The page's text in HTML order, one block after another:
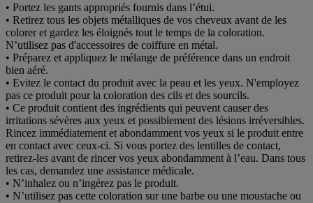
• Portez les gants appropriés fournis dans l’étui.
• Retirez tous les objets métalliques de vos cheveux avant de les
colorer et gardez les éloignés tout le temps de la coloration.
N’utilisez pas d'accessoires de coiffure en métal.
• Préparez et appliquez le mélange de préférence dans un endroit
bien aéré.
• Evitez le contact du produit avec la peau et les yeux. N'employez
pas ce produit pour la coloration des cils et des sourcils.
• Ce produit contient des ingrédients qui peuvent causer des
irritations sévères aux yeux et possiblement des lésions irréversibles.
Rincez immédiatement et abondamment vos yeux si le produit entre
en contact avec ceux-ci. Si vous portez des lentilles de contact,
retirez-les avant de rincer vos yeux abondamment à l’eau. Dans tous
les cas, demandez une assistance médicale.
• N’inhalez ou n’ingérez pas le produit.
• N’utilisez pas cette coloration sur une barbe ou une moustache ou